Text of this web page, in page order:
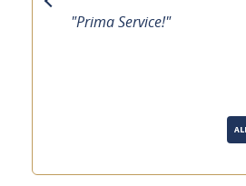
"Prima service,